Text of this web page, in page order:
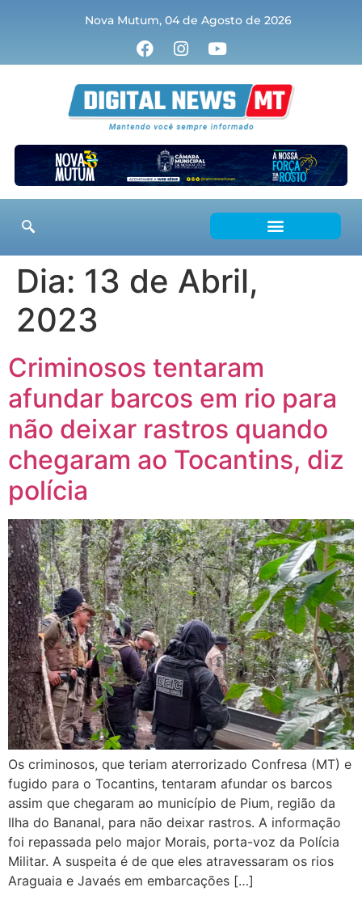
Nova Mutum, 04 de Agosto de 2026
Dia: 13 de Abril,
2023
Criminosos tentaram
afundar barcos em rio para
não deixar rastros quando
chegaram ao Tocantins, diz
polícia
Os criminosos, que teriam aterrorizado Confresa (MT) e
fugido para o Tocantins, tentaram afundar os barcos
assim que chegaram ao município de Pium, região da
Ilha do Bananal, para não deixar rastros. A informação
foi repassada pelo major Morais, porta-voz da Polícia
Militar. A suspeita é de que eles atravessaram os rios
Araguaia e Javaés em embarcações […]